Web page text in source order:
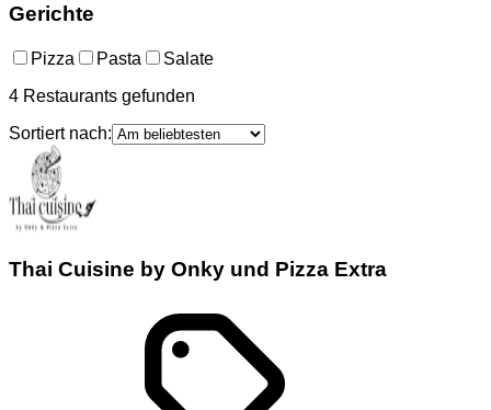
Gerichte
Pizza Pasta
Salate
4 Restaurants gefunden
Sortiert nach:
Thai Cuisine by Onky und Pizza Extra